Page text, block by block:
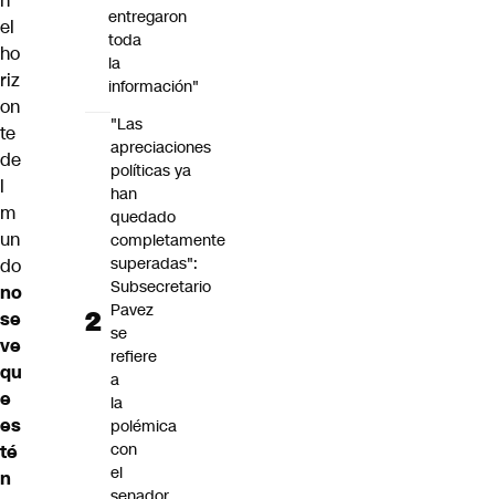
el
ho
riz
on
te
de
l
m
un
do
no
se
ve
qu
e
es
té
n
entregaron
toda
la
información"
"Las
apreciaciones
políticas ya
han
quedado
completamente
superadas":
Subsecretario
Pavez
se
refiere
a
la
polémica
con
el